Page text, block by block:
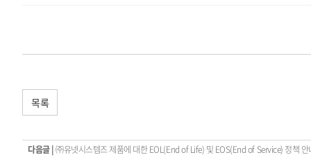
목록
다음글 |㈜유넷시스템즈 제품에 대한 EOL(End of Life) 및 EOS(End of Service) 정책 안